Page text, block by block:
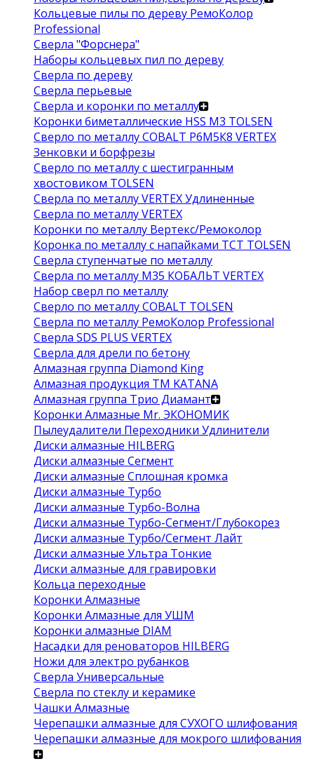
Кольцевые пилы по дереву РемоКолор
Professional
Сверла "Форснера"
Наборы кольцевых пил по дереву
Сверла по дереву
Сверла перьевые
Сверла и коронки по металлу
Коронки биметаллические HSS M3 TOLSEN
Сверло по металлу COBALT Р6М5К8 VERTEX
Зенковки и борфрезы
Сверло по металлу с шестигранным
хвостовиком TOLSEN
Сверла по металлу VERTEX Удлиненные
Сверла по металлу VERTEX
Коронки по металлу Вертекс/Ремоколор
Коронка по металлу с напайками TCT TOLSEN
Сверла ступенчатые по металлу
Сверла по металлу М35 КОБАЛЬТ VERTEX
Набор сверл по металлу
Сверло по металлу COBALT TOLSEN
Сверла по металлу РемоКолор Professional
Сверла SDS PLUS VERTEX
Сверла для дрели по бетону
Алмазная группа Diamond King
Алмазная продукция ТМ KATANA
Алмазная группа Трио Диамант
Коронки Алмазные Mr. ЭКОНОМИК
Пылеудалители Переходники Удлинители
Диски алмазные HILBERG
Диски алмазные Сегмент
Диски алмазные Сплошная кромка
Диски алмазные Турбо
Диски алмазные Турбо-Волна
Диски алмазные Турбо-Сегмент/Глубокорез
Диски алмазные Турбо/Сегмент Лайт
Диски алмазные Ультра Тонкие
Диски алмазные для гравировки
Кольца переходные
Коронки Алмазные
Коронки Алмазные для УШМ
Коронки алмазные DIAM
Насадки для реноваторов HILBERG
Ножи для электро рубанков
Сверла Универсальные
Сверла по стеклу и керамике
Чашки Алмазные
Черепашки алмазные для СУХОГО шлифования
Черепашки алмазные для мокрого шлифования